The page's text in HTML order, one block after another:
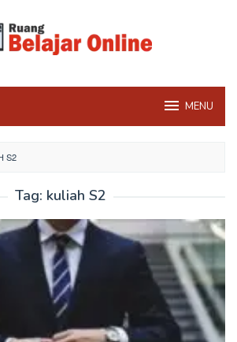
MENU
S2
Tag: kuliah S2